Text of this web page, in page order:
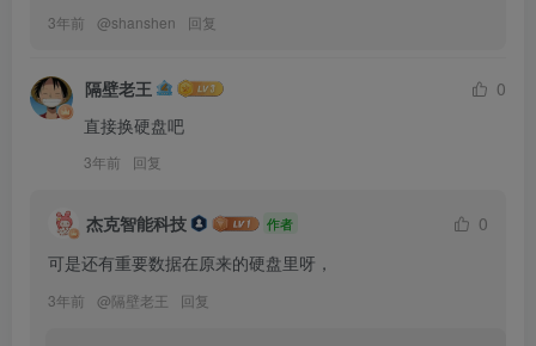
3年前 @shanshen 回复
隔壁老王
0
直接换硬盘吧
3年前 回复
杰克智能科技 作者
0
可是还有重要数据在原来的硬盘里呀，
3年前 @隔壁老王 回复